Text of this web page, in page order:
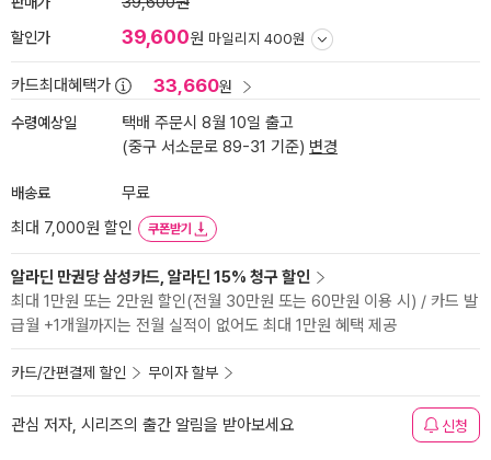
할인가 39,600원 마일리지 400원
카드최대혜택가 33,660원
수령예상일
택배 주문시 8월 10일 출고
(중구 서소문로 89-31 기준) 변경
배송료
무료
최대 7,000원 할인
쿠폰받기
알라딘 만권당 삼성카드, 알라딘 15% 청구 할인
최대 1만원 또는 2만원 할인(전월 30만원 또는 60만원 이용 시) / 카드 발
급월 +1개월까지는 전월 실적이 없어도 최대 1만원 혜택 제공
카드/간편결제 할인 무이자 할부
관심 저자, 시리즈의 출간 알림을 받아보세요 신청